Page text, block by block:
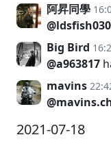
阿昇同學
Big Bird
@a963817
mavins
2021-07-18